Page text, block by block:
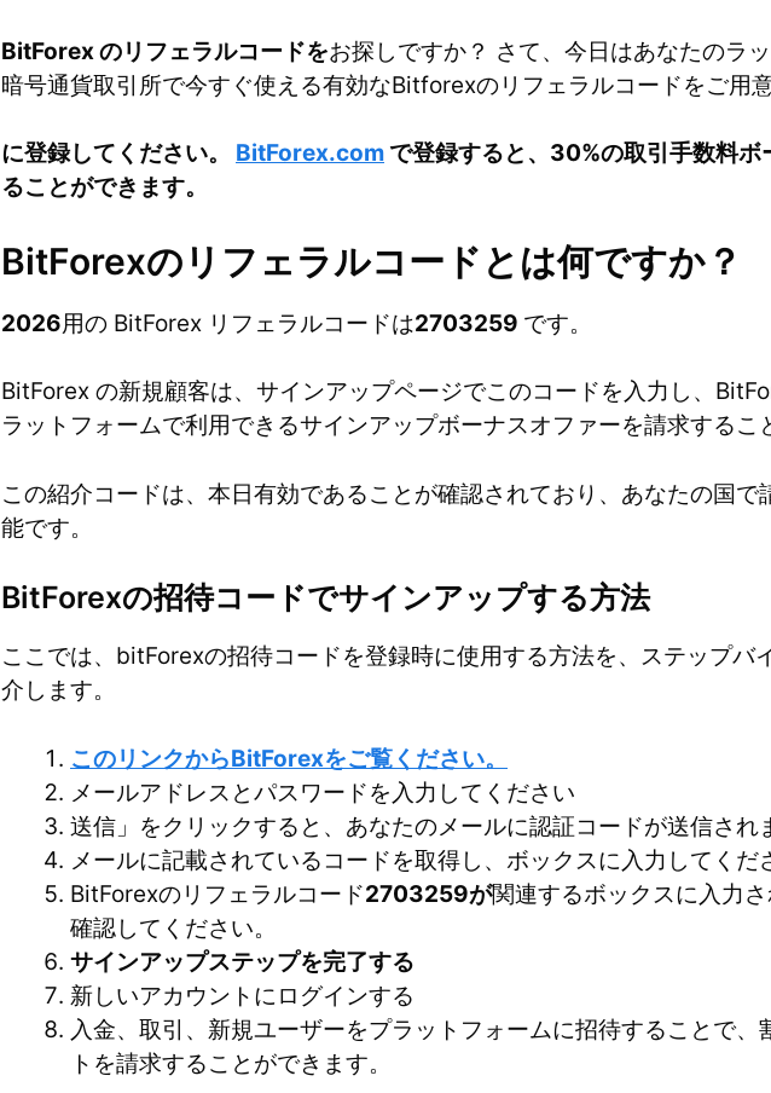
BitForex のリフェラルコードをお探しですか？ さて、今日はあなたのラッ
暗号通貨取引所で今すぐ使える有効なBitforexのリフェラルコードをご用意
に登録してください。 BitForex.comで登録すると、30%の取引手数料ボ
ることができます。
BitForexのリフェラルコードとは何ですか？
2026用の BitForex リフェラルコードは2703259 です。
BitForex の新規顧客は、サインアップページでこのコードを入力し、
ラットフォームで利用できるサインアップボーナスオファーを請求するこ
この紹介コードは、本日有効であることが確認されており、あなたの国で
能です。
BitForexの招待コードでサインアップする方法
ここでは、bitForexの招待コードを登録時に使用する方法を、ステップバ
介します。
このリンクからBitForexをご覧ください。
メールアドレスとパスワードを入力してください
送信」をクリックすると、あなたのメールに認証コードが送信され
メールに記載されているコードを取得し、ボックスに入力してくだ
BitForexのリフェラルコード2703259が関連するボックスに入力
確認してください。
サインアップステップを完了する
新しいアカウントにログインする
入金、取引、新規ユーザーをプラットフォームに招待することで、
トを請求することができます。